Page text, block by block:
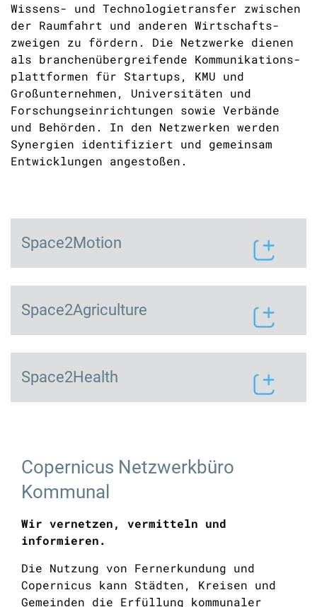
Wissens- und Technologie­transfer zwischen
der Raumfahrt und anderen Wirtschafts­
zweigen zu fördern. Die Netzwerke dienen
als branchenübergreifende Kommunikations­
plattformen für Startups, KMU und
Großunternehmen, Universitäten und
Forschungs­einrichtungen sowie Verbände
und Behörden. In den Netzwerken werden
Synergien identifiziert und gemeinsam
Entwicklungen angestoßen.
Space2Motion
Space2Agriculture
Space2Health
Copernicus Netzwerkbüro
Kommunal
Wir vernetzen, vermitteln und
informieren.
Die Nutzung von Fernerkundung und
Copernicus kann Städten, Kreisen und
Gemeinden die Erfüllung kommunaler